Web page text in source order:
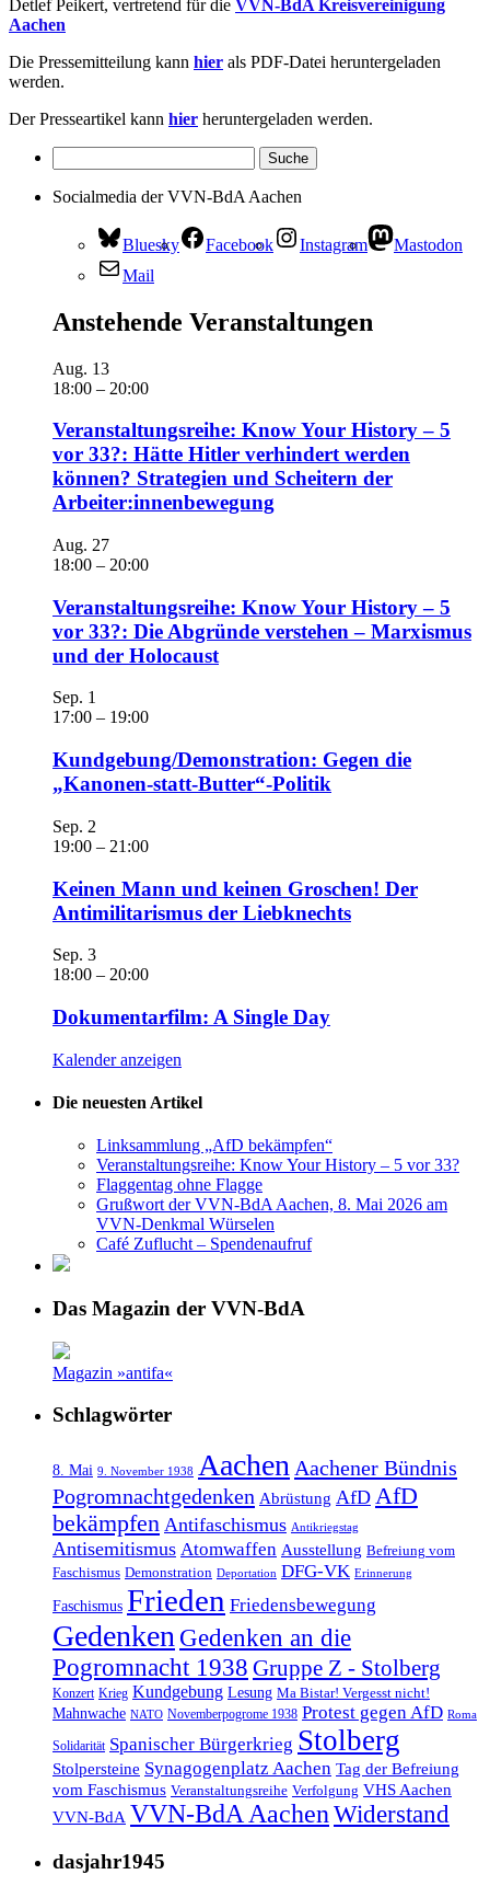
Detlef Peikert, vertretend für die VVN-BdA Kreisvereinigung
Aachen
Die Pressemitteilung kann hier als PDF-Datei heruntergeladen
werden.
Der Presseartikel kann hier heruntergeladen werden.
Socialmedia der VVN-BdA Aachen
Bluesky Facebook Instagram
Mastodon
Mail
Anstehende Veranstaltungen
Aug. 13
18:00 – 20:00
Veranstaltungsreihe: Know Your History – 5
vor 33?: Hätte Hitler verhindert werden
können? Strategien und Scheitern der
Arbeiter:innenbewegung
Aug. 27
18:00 – 20:00
Veranstaltungsreihe: Know Your History – 5
vor 33?: Die Abgründe verstehen – Marxismus
und der Holocaust
Sep. 1
17:00 – 19:00
Kundgebung/Demonstration: Gegen die
„Kanonen-statt-Butter“-Politik
Sep. 2
19:00 – 21:00
Keinen Mann und keinen Groschen! Der
Antimilitarismus der Liebknechts
Sep. 3
18:00 – 20:00
Dokumentarfilm: A Single Day
Kalender anzeigen
Die neuesten Artikel
Linksammlung „AfD bekämpfen“
Veranstaltungsreihe: Know Your History – 5 vor 33?
Flaggentag ohne Flagge
Grußwort der VVN-BdA Aachen, 8. Mai 2026 am
VVN-Denkmal Würselen
Café Zuflucht – Spendenaufruf
Das Magazin der VVN-BdA
Magazin »antifa«
Schlagwörter
8. Mai 9. November 1938 Aachen Aachener Bündnis
Pogromnachtgedenken Abrüstung AfD AfD
bekämpfen Antifaschismus Antikriegstag
Antisemitismus Atomwaffen Ausstellung Befreiung vom
Faschismus Demonstration Deportation DFG-VK Erinnerung
Faschismus Frieden Friedensbewegung
Gedenken Gedenken an die
Pogromnacht 1938 Gruppe Z - Stolberg
Konzert Krieg Kundgebung Lesung Ma Bistar! Vergesst nicht!
Mahnwache NATO Novemberpogrome 1938 Protest gegen AfD Roma
Solidarität Spanischer Bürgerkrieg Stolberg
Stolpersteine Synagogenplatz Aachen Tag der Befreiung
vom Faschismus Veranstaltungsreihe Verfolgung VHS Aachen
VVN-BdA VVN-BdA AachenWiderstand
dasjahr1945